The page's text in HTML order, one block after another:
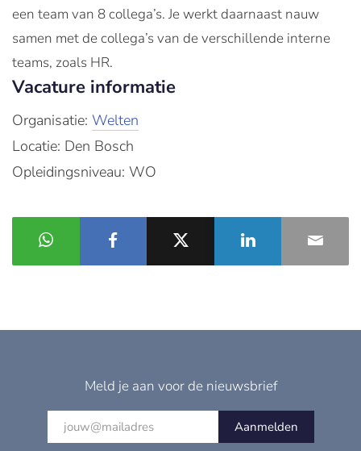
een team van 8 collega’s. Je werkt daarnaast nauw
samen met de collega’s van de verschillende interne
teams, zoals HR.
Vacature informatie
Organisatie: Welten
Locatie: Den Bosch
Opleidingsniveau: WO
Meld je aan voor de nieuwsbrief
Aanmelden